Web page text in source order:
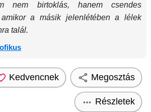
nem birtoklás, hanem csendes
amikor a másik jelenlétében a lélek
talál.
Kedvencnek Megosztás
Részletek